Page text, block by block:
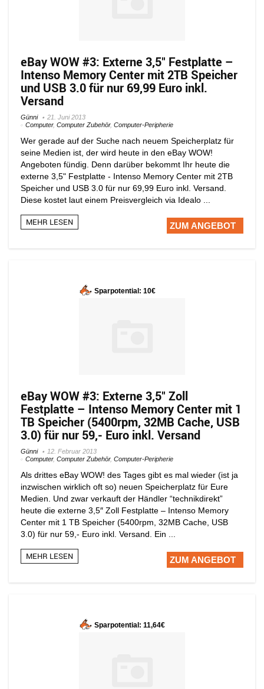
eBay WOW #3: Externe 3,5″ Festplatte –
Intenso Memory Center mit 2TB Speicher
und USB 3.0 für nur 69,99 Euro inkl.
Versand
Günni
21. Juni 2013
Computer, Computer Zubehör, Computer-Peripherie
Wer gerade auf der Suche nach neuem Speicherplatz für
seine Medien ist, der wird heute in den eBay WOW!
Angeboten fündig. Denn darüber bekommt Ihr heute die
externe 3,5" Festplatte - Intenso Memory Center mit 2TB
Speicher und USB 3.0 für nur 69,99 Euro inkl. Versand.
Diese kostet laut einem Preisvergleich via Idealo ...
MEHR LESEN ZUM ANGEBOT
Sparpotential: 10€
eBay WOW #3: Externe 3,5″ Zoll
Festplatte – Intenso Memory Center mit 1
TB Speicher (5400rpm, 32MB Cache, USB
3.0) für nur 59,- Euro inkl. Versand
Günni
12. Februar 2013
Computer, Computer Zubehör, Computer-Peripherie
Als drittes eBay WOW! des Tages gibt es mal wieder (ist ja
inzwischen wirklich oft so) neuen Speicherplatz für Eure
Medien. Und zwar verkauft der Händler “technikdirekt”
heute die externe 3,5″ Zoll Festplatte – Intenso Memory
Center mit 1 TB Speicher (5400rpm, 32MB Cache, USB
3.0) für nur 59,- Euro inkl. Versand. Ein ...
MEHR LESEN ZUM ANGEBOT
Sparpotential: 11,64€